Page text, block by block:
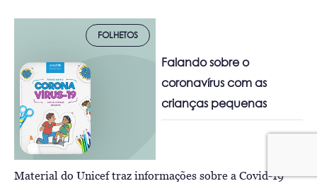
FOLHETOS
Falando sobre o
coronavírus com as
crianças pequenas
Material do Unicef traz informações sobre a Covid-19